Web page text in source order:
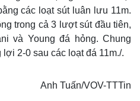
các loạt sút luân lưu 11m.
trong cả 3 lượt sút đầu tiên,
và Young đá hỏng. Chung
2-0 sau các loạt đá 11m./.
Anh Tuấn/VOV-TTTin